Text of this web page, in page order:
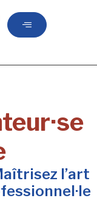
l’art